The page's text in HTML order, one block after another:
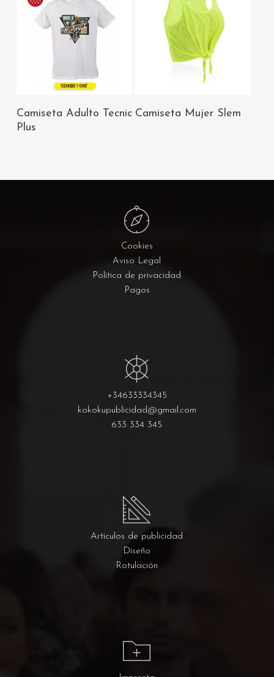
AÑADIR AL
Camiseta Adulto Tecnic
Plus
AÑADIR AL
Camiseta Mujer Slem
Cookies
Aviso Legal
Política de privacidad
Pagos
+34633334345
kokokupublicidad@gmail.com
633 334 345
Artículos de publicidad
Diseño
Rotulación